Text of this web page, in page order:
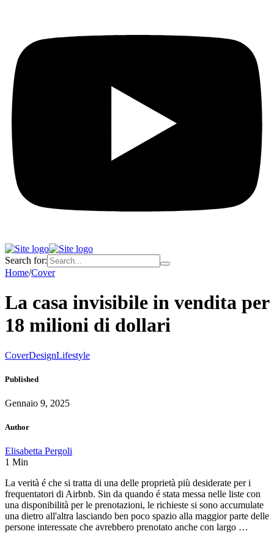
Search for:
Home/Cover
La casa invisibile in vendita per
18 milioni di dollari
CoverDesignLifestyle
Published
Gennaio 9, 2025
Author
Elisabetta Pergoli
1 Min
La verità é che si tratta di una delle proprietà più desiderate per i
frequentatori di Airbnb. Sin da quando é stata messa nelle liste con
una disponibilità per le prenotazioni, le richieste si sono accumulate
una dietro all'altra lasciando ben poco spazio alla maggior parte delle
persone interessate che avrebbero prenotato anche con largo …